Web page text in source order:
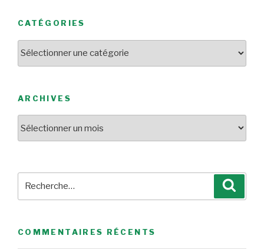
CATÉGORIES
ARCHIVES
COMMENTAIRES RÉCENTS